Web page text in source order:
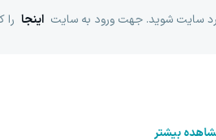
سایت شوید. جهت ورود به سایت اینجا را
بیشتر